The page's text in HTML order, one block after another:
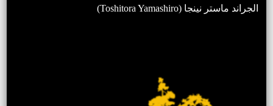
الجراند ماستر نينجا (Toshitora Yamashiro)